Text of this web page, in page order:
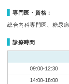
専門医・資格：
総合内科専門医、糖尿
診療時間
09:00-12:30
14:00-18:00